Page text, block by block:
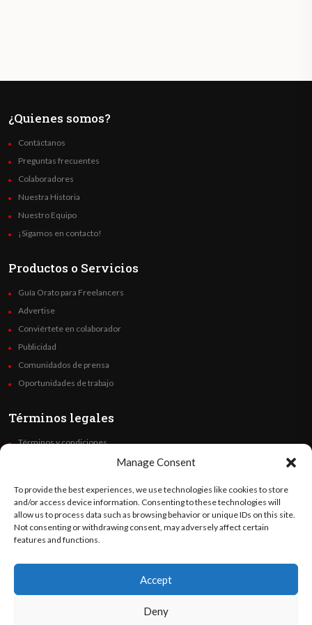
Manage Consent
To provide the best experiences, we use technologies like cookies to store
and/or access device information. Consenting to these technologies will
allow us to process data such as browsing behavior or unique IDs on this site.
Not consenting or withdrawing consent, may adversely affect certain
features and functions.
Accept
Deny
¿Quienes somos?
Contáctanos
Preguntas frecuentes
Colaboradores
Nuestra Historia
Nuestro Equipo
¡Sigamos en contacto!
Productos o Servicios
Guía Orato para Freelancers
Advertise
Conviértete en colaborador
Publicidad
Comunidados de prensa
Oportunidades de trabajo
Términos legales
Términos y condiciones
Code of Ethics
Síguenos
©OratoWorld Media 2026. Todos los derechos reservados..